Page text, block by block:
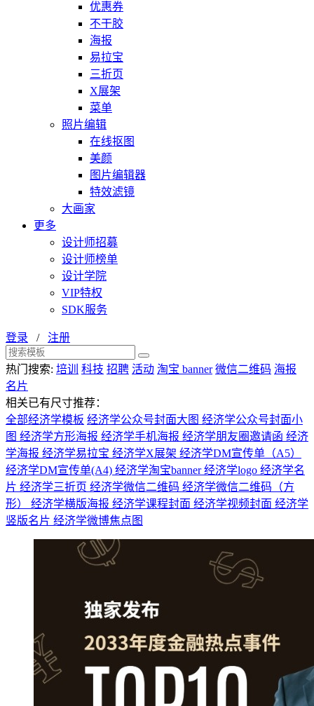
优惠券
不干胶
海报
易拉宝
三折页
X展架
菜单
照片编辑
在线抠图
美颜
图片编辑器
特效滤镜
大画家
更多
设计师招募
设计师榜单
设计学院
VIP特权
SDK服务
登录 / 注册
热门搜索: 培训 科技 招聘 活动 淘宝 banner 微信二维码 海报
名片
相关已有尺寸推荐：
全部经济学模板 经济学公众号封面大图 经济学公众号封面小
图 经济学方形海报 经济学手机海报 经济学朋友圈邀请函 经济
学海报 经济学易拉宝 经济学X展架 经济学DM宣传单（A5）
经济学DM宣传单(A4) 经济学淘宝banner经济学logo 经济学名
片 经济学三折页 经济学微信二维码 经济学微信二维码（方
形） 经济学横版海报 经济学课程封面 经济学视频封面 经济学
竖版名片 经济学微博焦点图